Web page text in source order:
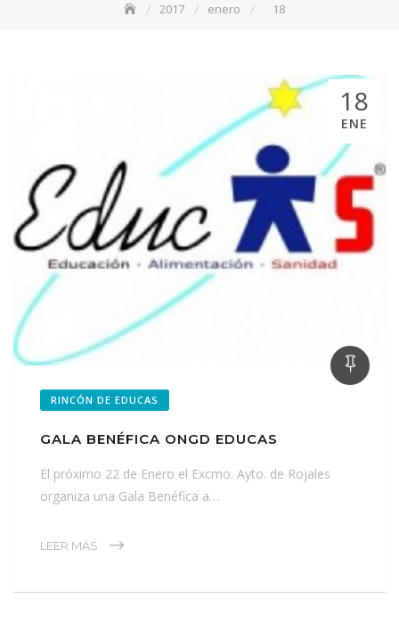
2017 enero 18
18
ENE
RINCÓN DE EDUCAS
GALA BENÉFICA ONGD EDUCAS
El próximo 22 de Enero el Excmo. Ayto. de Rojales
organiza una Gala Benéfica a…
LEER MÁS